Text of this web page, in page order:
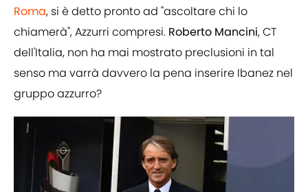
Roma, si è detto pronto ad "ascoltare chi lo
chiamerà", Azzurri compresi. Roberto Mancini, CT
dell'Italia, non ha mai mostrato preclusioni in tal
senso ma varrà davvero la pena inserire Ibanez nel
gruppo azzurro?